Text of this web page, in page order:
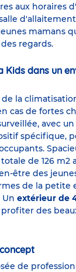
aux horaires
mamans
regards.
Kids dans un
la
cas de fortes
avec
spécifique,
de 126 m2
être des
de la petite
Un extérieur de
des
de